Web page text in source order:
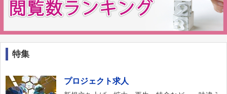
特集
プロジェクト求人